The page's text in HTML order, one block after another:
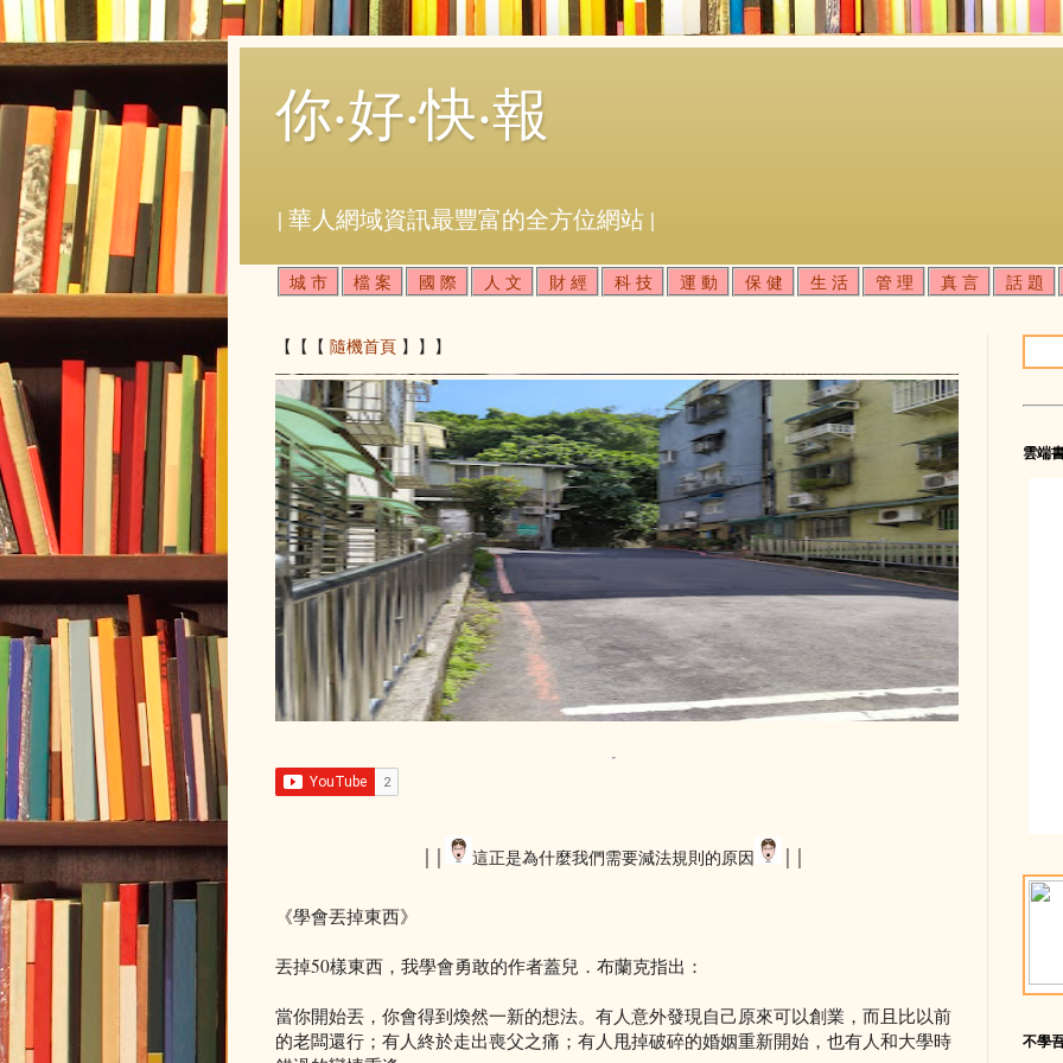
你‧好‧快‧報
| 華人網域資訊最豐富的全方位網站 |
城 市 檔 案 國 際 人 文 財 經 科 技 運 動 保 健 生 活 管 理 真 言 話 題
【【【 隨機首頁 】】】
這正是為什麼我們需要減法規則的原因
《學會丟掉東西》
丟掉50樣東西，我學會勇敢的作者蓋兒．布蘭克指出：
當你開始丟，你會得到煥然一新的想法。有人意外發現自己原來可以創業，而且比以前
的老闆還行；有人終於走出喪父之痛；有人甩掉破碎的婚姻重新開始，也有人和大學時
雲端
不學